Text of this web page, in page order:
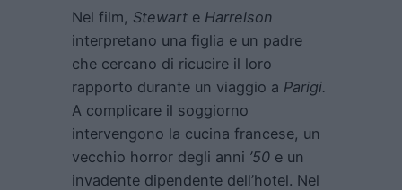
Nel film, Stewart e Harrelson
interpretano una figlia e un padre
che cercano di ricucire il loro
rapporto durante un viaggio a Parigi.
A complicare il soggiorno
intervengono la cucina francese, un
vecchio horror degli anni ’50 e un
invadente dipendente dell’hotel. Nel